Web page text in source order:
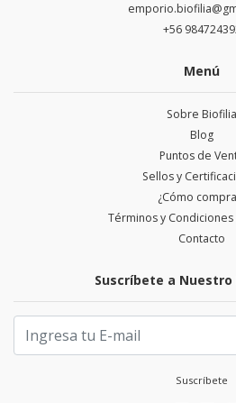
+56
Menú
Sobre Biofilia
Blog
Puntos de
Sellos y
¿Cómo
Términos y
Contacto
Suscríbete a
Suscríbete